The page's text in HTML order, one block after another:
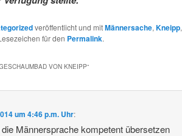
veröffentlicht und mitMännersache, Kneipp,
für den Permalink.
VON KNEIPP“
um 4:46 p.m. Uhr:
Männersprache kompetent übersetzen